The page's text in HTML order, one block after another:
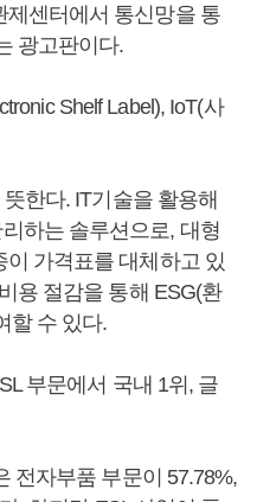
제센터에서 통신망을 통
광고판이다.
Shelf Label), IoT(사
한다. IT기술을 활용해
하는 솔루션으로, 대형
가격표를 대체하고 있
용 절감을 통해 ESG(환
할 수 있다.
부문에서 국내 1위, 글
전자부품 부문이 57.78%,